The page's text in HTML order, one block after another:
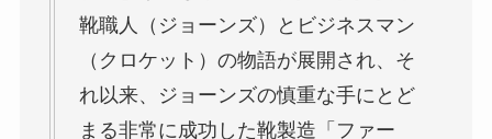
靴職人（ジョーンズ）とビジネスマン
（クロケット）の物語が展開され、そ
れ以来、ジョーンズの慎重な手にとど
まる非常に成功した靴製造「ファー